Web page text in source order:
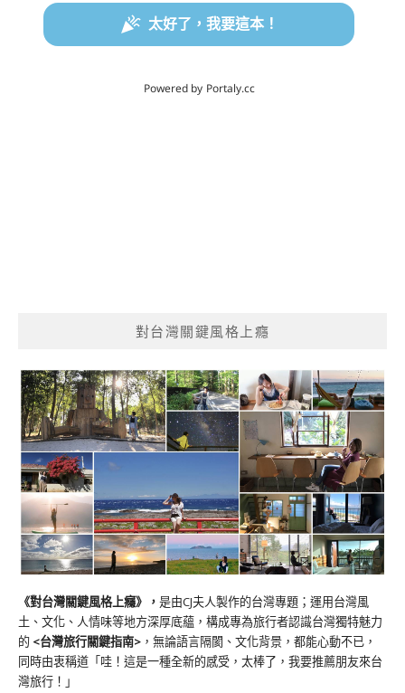
對台灣關鍵風格上癮
《對台灣關鍵風格上癮》 ， 是由CJ夫人製作的台灣專題；運用台灣風
土、文化、人情味等地方深厚底蘊，構成專為旅行者認識台灣獨特魅力
的 <台灣旅行關鍵指南> ，無論語言隔閡、文化背景，都能心動不已，
同時由衷稱道「哇！這是一種全新的感受，太棒了，我要推薦朋友來台
灣旅行！」